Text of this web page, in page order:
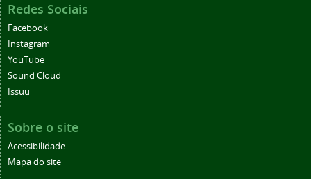
Redes Sociais
Facebook
Instagram
YouTube
Sound Cloud
Issuu
Sobre o site
Acessibilidade
Mapa do site